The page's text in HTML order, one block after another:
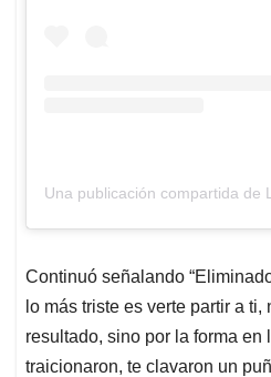
Una publicación compartida de
Continuó señalando
lo más triste es verte partir a ti,
resultado, sino por la forma en
traicionaron, te clavaron un